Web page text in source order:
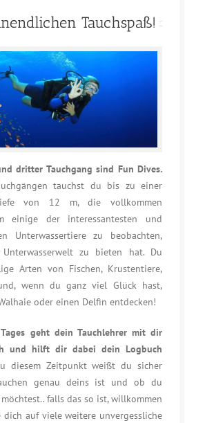
Tauchspaß!
dritter Tauchgang sind Fun Dives.
tauchst du bis zu einer
von 12 m, die vollkommen
einige der interessantesten und
Unterwassertiere zu beobachten,
zu bieten hat. Du
Arten von Fischen, Krustentiere,
wenn du ganz viel Glück hast,
oder einen Delfin entdecken!
geht dein Tauchlehrer mit dir
und hilft dir dabei dein Logbuch
diesem Zeitpunkt weißt du sicher
genau deins ist und ob du
falls das so ist, willkommen
dich auf viele weitere unvergessliche